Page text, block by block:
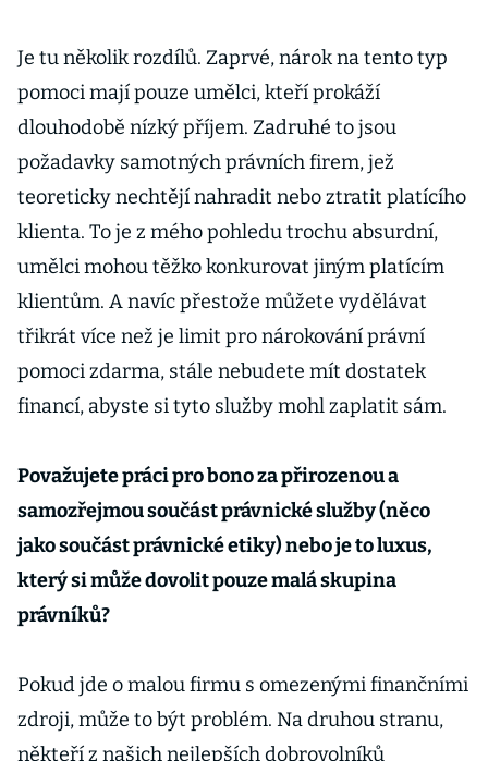
Je tu několik rozdílů. Zaprvé, nárok na tento typ
pomoci mají pouze umělci, kteří prokáží
dlouhodobě nízký příjem. Zadruhé to jsou
požadavky samotných právních firem, jež
teoreticky nechtějí nahradit nebo ztratit platícího
klienta. To je z mého pohledu trochu absurdní,
umělci mohou těžko konkurovat jiným platícím
klientům. A navíc přestože můžete vydělávat
třikrát více než je limit pro nárokování právní
pomoci zdarma, stále nebudete mít dostatek
financí, abyste si tyto služby mohl zaplatit sám.
Považujete práci pro bono za přirozenou a
samozřejmou součást právnické služby (něco
jako součást právnické etiky) nebo je to luxus,
který si může dovolit pouze malá skupina
právníků?
Pokud jde o malou firmu s omezenými finančními
zdroji, může to být problém. Na druhou stranu,
někteří z našich nejlepších dobrovolníků